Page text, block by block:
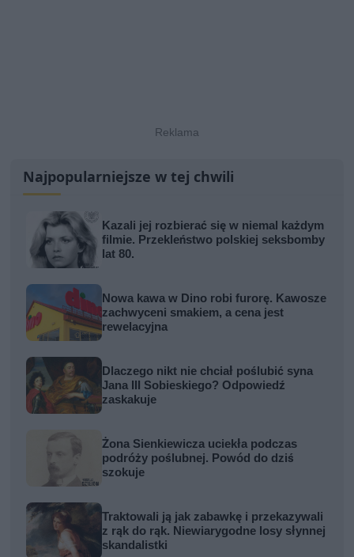
Najpopularniejsze w tej chwili
Kazali jej rozbierać się w niemal każdym
filmie. Przekleństwo polskiej seksbomby
lat 80.
Nowa kawa w Dino robi furorę. Kawosze
zachwyceni smakiem, a cena jest
rewelacyjna
Dlaczego nikt nie chciał poślubić syna
Jana III Sobieskiego? Odpowiedź
zaskakuje
Żona Sienkiewicza uciekła podczas
podróży poślubnej. Powód do dziś
szokuje
Traktowali ją jak zabawkę i przekazywali
z rąk do rąk. Niewiarygodne losy słynnej
skandalistki